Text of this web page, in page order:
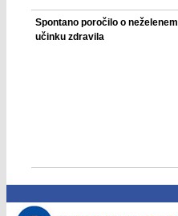
Spontano poročilo o neželenem
učinku zdravila